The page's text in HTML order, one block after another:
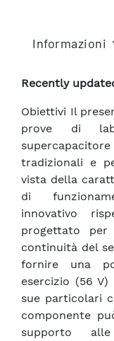
Informazioni
Recently
Obiettivi Il
prove di
supercapacitore
tradizionali e
vista della
di
innovativo
progettato
continuità del
fornire una
esercizio (56
sue particolari
componente
supporto